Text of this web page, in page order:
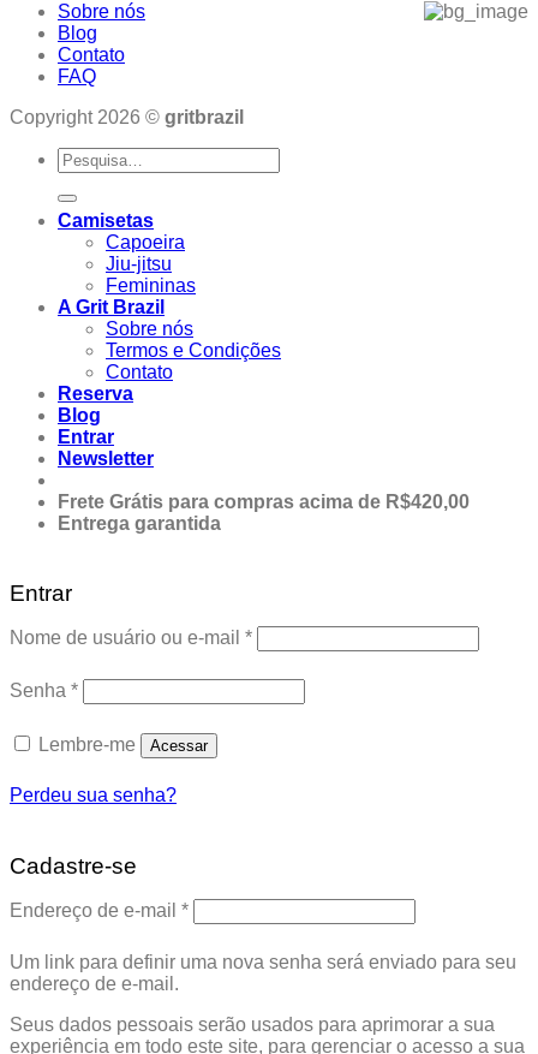
Sobre nós
Blog
Contato
FAQ
Copyright 2026 © gritbrazil
Pesquisar
por:
Camisetas
Capoeira
Jiu-jitsu
Femininas
A Grit Brazil
Sobre nós
Termos e Condições
Contato
Reserva
Blog
Entrar
Newsletter
Frete Grátis para compras acima de R$420,00
Entrega garantida
Entrar
Nome de usuário ou e-mail *Obrigatório
Senha *Obrigatório
Lembre-me Acessar
Perdeu sua senha?
Cadastre-se
Endereço de e-mail *Obrigatório
Um link para definir uma nova senha será enviado para seu
endereço de e-mail.
Seus dados pessoais serão usados para aprimorar a sua
experiência em todo este site, para gerenciar o acesso a sua